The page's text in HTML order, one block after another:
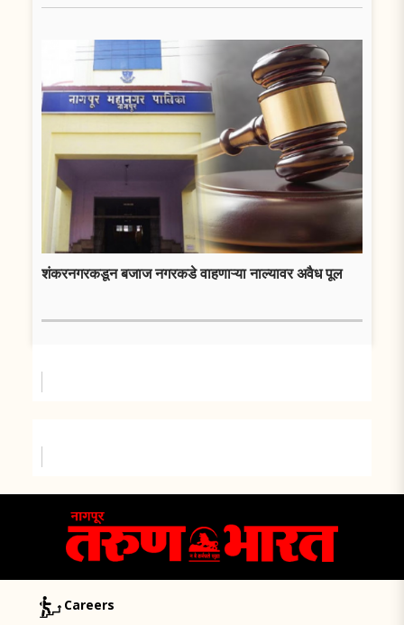
शंकरनगरकडून बजाज नगरकडे वाहणाऱ्या नाल्यावर अवैध पूल
Careers